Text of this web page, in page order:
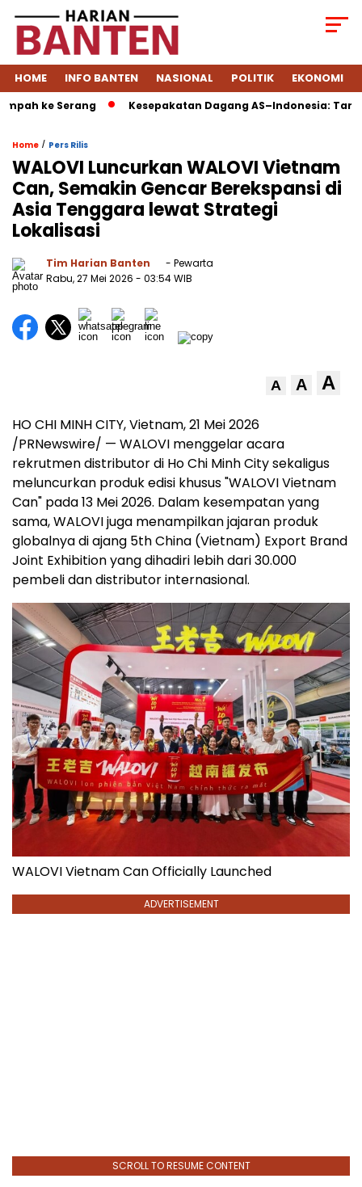
HOME INFO BANTEN NASIONAL POLITIK EKONOMI
ke Serang Kesepakatan Dagang AS–Indonesia: Tarif
Home / Pers Rilis
WALOVI Luncurkan WALOVI Vietnam
Can, Semakin Gencar Berekspansi di
Asia Tenggara lewat Strategi
Lokalisasi
Tim Harian Banten
- Pewarta
Rabu, 27 Mei 2026 - 03:54 WIB
A A A
HO CHI MINH CITY, Vietnam, 21 Mei 2026
/PRNewswire/ — WALOVI menggelar acara
rekrutmen distributor di Ho Chi Minh City sekaligus
meluncurkan produk edisi khusus "WALOVI Vietnam
Can" pada 13 Mei 2026. Dalam kesempatan yang
sama, WALOVI juga menampilkan jajaran produk
globalnya di ajang 5th China (Vietnam) Export Brand
Joint Exhibition yang dihadiri lebih dari 30.000
pembeli dan distributor internasional.
WALOVI Vietnam Can Officially Launched
ADVERTISEMENT
SCROLL TO RESUME CONTENT